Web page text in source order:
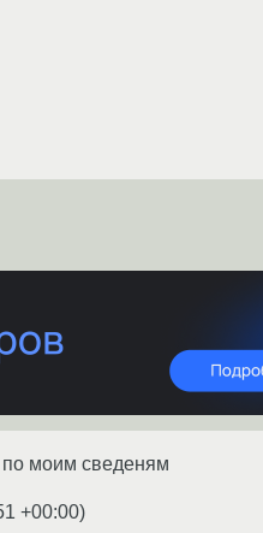
по моим сведеням
+00:00)